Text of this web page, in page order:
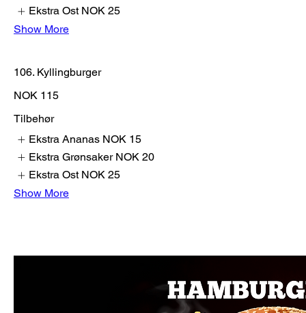
Ekstra Ost NOK 25
Show More
106. Kyllingburger
NOK 115
Tilbehør
Ekstra Ananas NOK 15
Ekstra Grønsaker NOK 20
Ekstra Ost NOK 25
Show More